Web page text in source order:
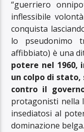
“guerriero
inflessibile
conquista
lo pseudonimo
affibbiato) è una
potere nel 1960,
un colpo di stato,
contro il
protagonisti nella
insediatosi al
dominazione belga.